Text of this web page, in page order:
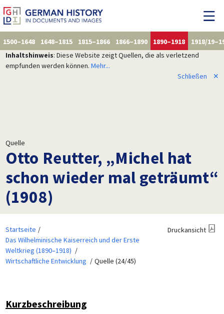
1500–1648 1648–1815 1815–1866 1866–1890 1890–1918
1918/
Inhaltshinweis: Diese Website zeigt Quellen, die als verletzend
empfunden werden können. Mehr...
Schließen
✕
Quelle
Otto Reutter, „Michel hat
schon wieder mal geträumt“
(1908)
Startseite
Das Wilhelminische Kaiserreich und der Erste
Weltkrieg (1890–1918)
Wirtschaftliche Entwicklung
Quelle (24/45)
Druckansicht
Kurzbeschreibung